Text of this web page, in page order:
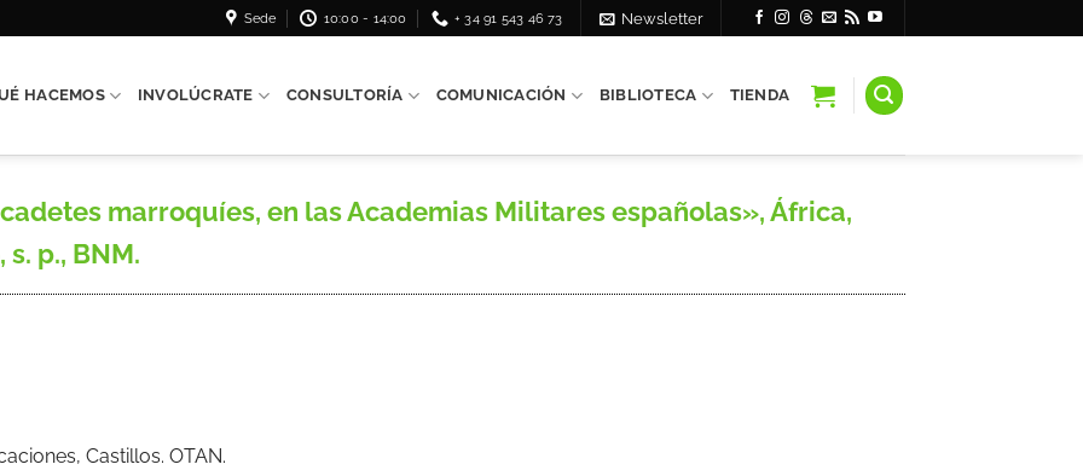
Sede 10:00 - 14:00 + 34 91 543 46 73 Newsletter
HACEMOS INVOLÚCRATE CONSULTORÍA COMUNICACIÓN BIBLIOTECA TIENDA
cadetes marroquíes, en las Academias Militares españolas», África,
p., BNM.
Castillos. OTAN.